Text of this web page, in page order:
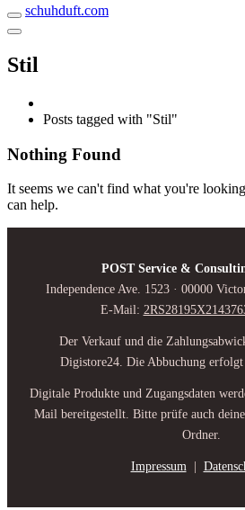
schuhduft.com
Stil
Posts tagged with "Stil"
Nothing Found
It seems we can't find what you're
can help.
POST Service &
Independence Ave. 1523 · 00000
E-Mail:
Der Verkauf und die
Digistore24. Die Abbuchung
Digitale Produkte und Zugangsdaten
Mail bereitgestellt. Bitte prüfe auch
Ordner.
Impressum|